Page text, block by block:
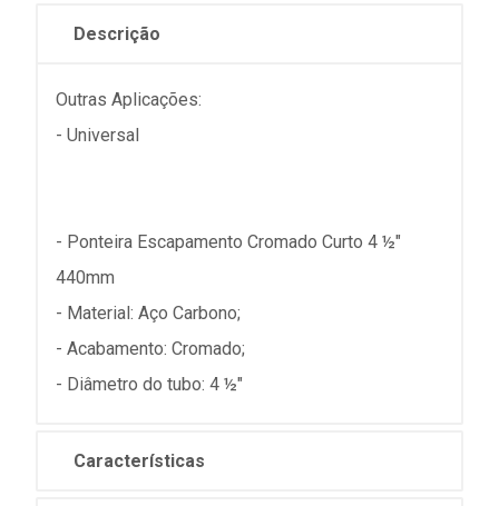
Descrição
Outras Aplicações:
- Universal
- Ponteira Escapamento Cromado Curto 4 ½"
440mm
- Material: Aço Carbono;
- Acabamento: Cromado;
- Diâmetro do tubo: 4 ½"
Características